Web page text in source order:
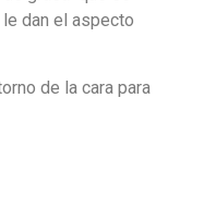
dan el aspecto
de la cara para